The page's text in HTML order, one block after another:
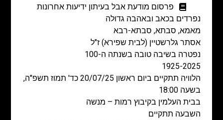
פרסום מודעת אבל בעיתון ידיעות אחרונות
נפרדים בכאב ובאהבה גדולה
מאמא, סבתא, סבתא-רבא
אסתר גלרשטיין (לבית שפירא) ז"ל
נפטרה בשיבה טובה בשנתה ה-100
1925-2025
הלוויה תתקיים ביום ראשון 20/07/25 כד' תמוז תשפ"ה,
בשעה 18:00
בבית העלמין בקיבוץ רמות – מנשה
השבעה תתקיים